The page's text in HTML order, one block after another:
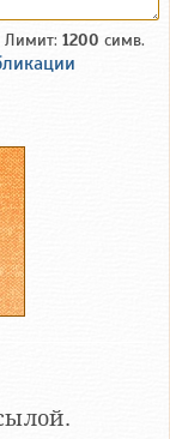
Лимит: 1200 симв.